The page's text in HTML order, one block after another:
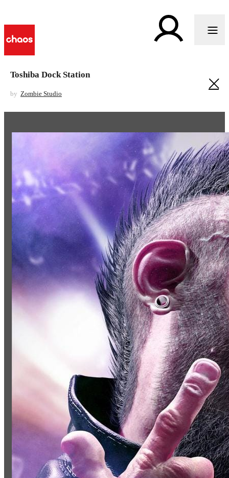
Toshiba Dock Station
by Zombie Studio